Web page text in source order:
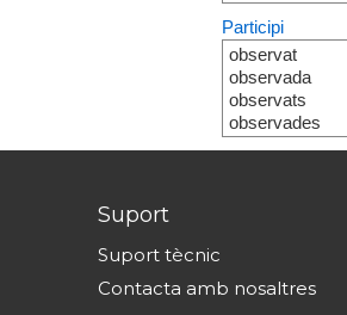
Participi
observat
observada
observats
observades
Suport
Suport tècnic
Contacta amb nosaltres